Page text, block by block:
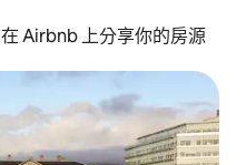
在 Airbnb 上分享你的房源